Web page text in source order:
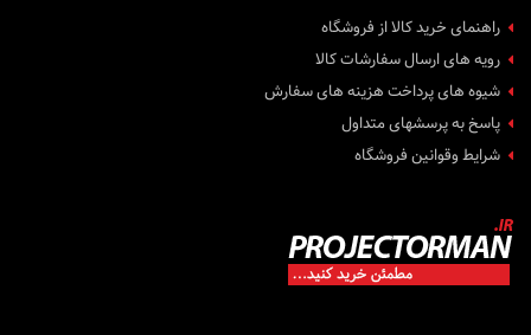
راهنمای خرید کالا از فروشگاه
رویه های ارسال سفارشات کالا
شیوه های پرداخت هزینه های سفارش
پاسخ به پرسشهای متداول
شرایط وقوانین فروشگاه